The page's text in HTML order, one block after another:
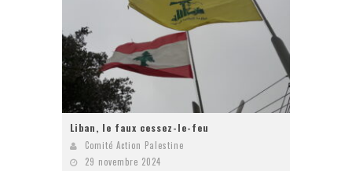
Liban, le faux cessez-le-feu
Comité Action Palestine
29 novembre 2024